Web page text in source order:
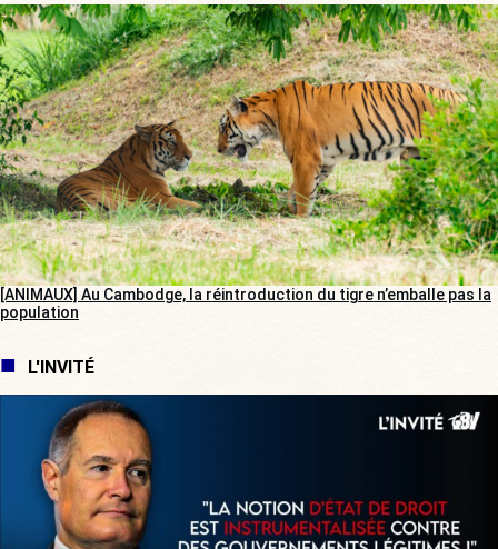
[ANIMAUX] Au Cambodge, la réintroduction du tigre n’emballe pas la
population
L'INVITÉ